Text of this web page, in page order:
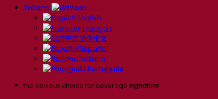
Italiano
English
Français
简体中文
Español
Italiano
Português
the obvious choice for beverage signature